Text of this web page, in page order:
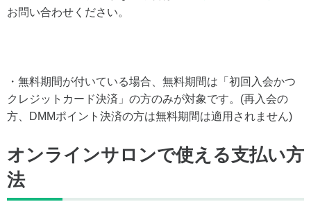
お問い合わせください。
・無料期間が付いている場合、無料期間は「初回入会かつ
クレジットカード決済」の方のみが対象です。(再入会の
方、DMMポイント決済の方は無料期間は適用されません)
オンラインサロンで使える支払い方
法